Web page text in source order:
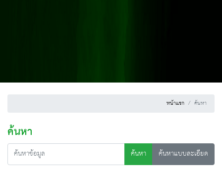
หน้าแรก ค้นหา
ค้นหา
ค้นหา
ค้นหาแบบละเอียด